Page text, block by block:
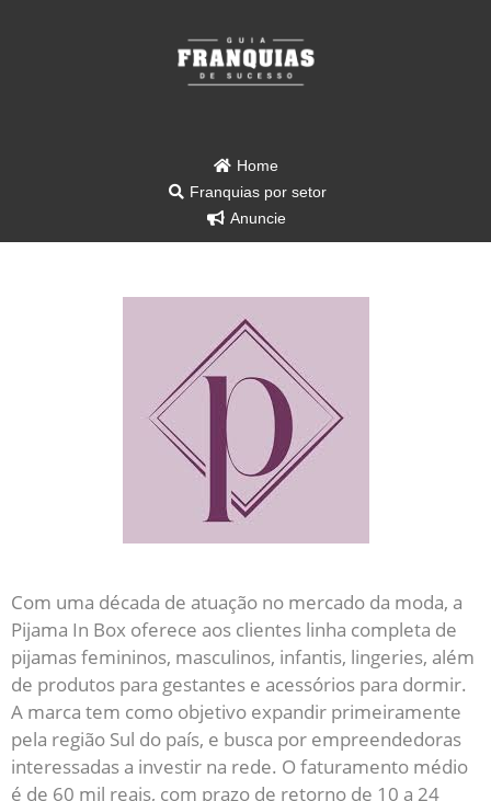
Home
Franquias por setor
Anuncie
Com uma década de atuação no mercado da moda, a
Pijama In Box oferece aos clientes linha completa de
pijamas femininos, masculinos, infantis, lingeries, além
de produtos para gestantes e acessórios para dormir.
A marca tem como objetivo expandir primeiramente
pela região Sul do país, e busca por empreendedoras
interessadas a investir na rede. O faturamento médio
é de 60 mil reais, com prazo de retorno de 10 a 24